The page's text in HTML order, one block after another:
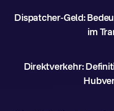
Dispatcher-Geld:
im
Direktverkehr: